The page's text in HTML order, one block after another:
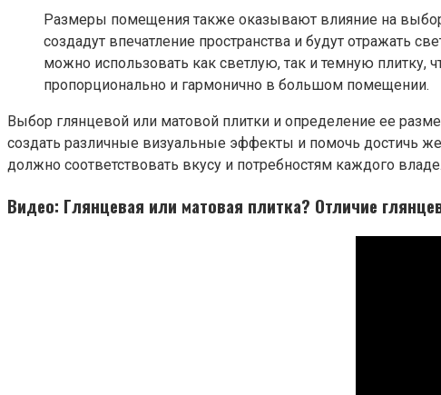
Размеры помещения также оказывают влияние на
создадут впечатление пространства и будут отражать
можно использовать как светлую, так и темную плитку,
пропорционально и гармонично в большом помещении.
Выбор глянцевой или матовой плитки и определение ее
создать различные визуальные эффекты и помочь достичь
должно соответствовать вкусу и потребностям каждого
Видео: Глянцевая или матовая плитка? Отличие